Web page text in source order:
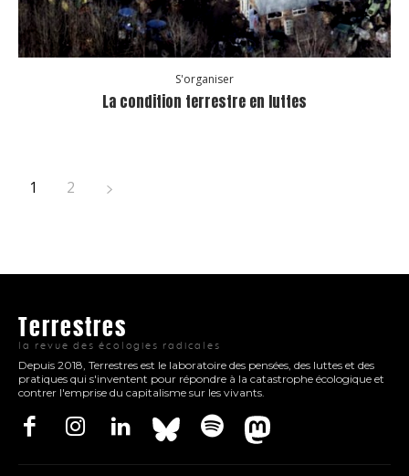
S'organiser
La condition terrestre en luttes
1 2
Terrestres
la revue des écologies radicales
Depuis 2018, Terrestres est le laboratoire des pensées, des luttes et des
pratiques qui s'inventent pour répondre à la catastrophe écologique et
contrer l'emprise du capitalisme sur les vivants.